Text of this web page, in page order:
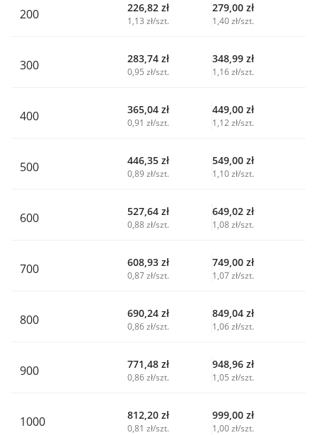
200 226,82 zł
1,13 zł/szt.
279,00 zł
1,40 zł/szt.
300 283,74 zł
0,95 zł/szt.
348,99 zł
1,16 zł/szt.
400 365,04 zł
0,91 zł/szt.
449,00 zł
1,12 zł/szt.
500 446,35 zł
0,89 zł/szt.
549,00 zł
1,10 zł/szt.
600 527,64 zł
0,88 zł/szt.
649,02 zł
1,08 zł/szt.
700 608,93 zł
0,87 zł/szt.
749,00 zł
1,07 zł/szt.
800 690,24 zł
0,86 zł/szt.
849,04 zł
1,06 zł/szt.
900 771,48 zł
0,86 zł/szt.
948,96 zł
1,05 zł/szt.
1000 812,20 zł
0,81 zł/szt.
999,00 zł
1,00 zł/szt.